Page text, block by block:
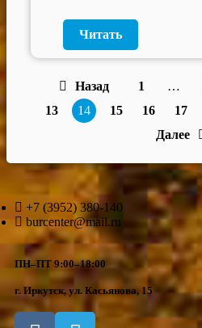
Читать
Назад 1 …
13
14 15 16 17
Далее
+7 (3952) 380-140
burcenter@mail.ru
ПН–ПТ 9:00–18:00
г. Иркутск, ул. Касьянова, 15